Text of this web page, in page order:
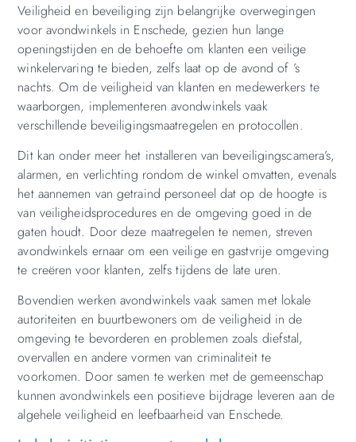
Veiligheid en beveiliging zijn belangrijke overwegingen
voor avondwinkels in Enschede, gezien hun lange
openingstijden en de behoefte om klanten een veilige
winkelervaring te bieden, zelfs laat op de avond of ’s
nachts. Om de veiligheid van klanten en medewerkers te
waarborgen, implementeren avondwinkels vaak
verschillende beveiligingsmaatregelen en protocollen.
Dit kan onder meer het installeren van beveiligingscamera’s,
alarmen, en verlichting rondom de winkel omvatten, evenals
het aannemen van getraind personeel dat op de hoogte is
van veiligheidsprocedures en de omgeving goed in de
gaten houdt. Door deze maatregelen te nemen, streven
avondwinkels ernaar om een veilige en gastvrije omgeving
te creëren voor klanten, zelfs tijdens de late uren.
Bovendien werken avondwinkels vaak samen met lokale
autoriteiten en buurtbewoners om de veiligheid in de
omgeving te bevorderen en problemen zoals diefstal,
overvallen en andere vormen van criminaliteit te
voorkomen. Door samen te werken met de gemeenschap
kunnen avondwinkels een positieve bijdrage leveren aan de
algehele veiligheid en leefbaarheid van Enschede.